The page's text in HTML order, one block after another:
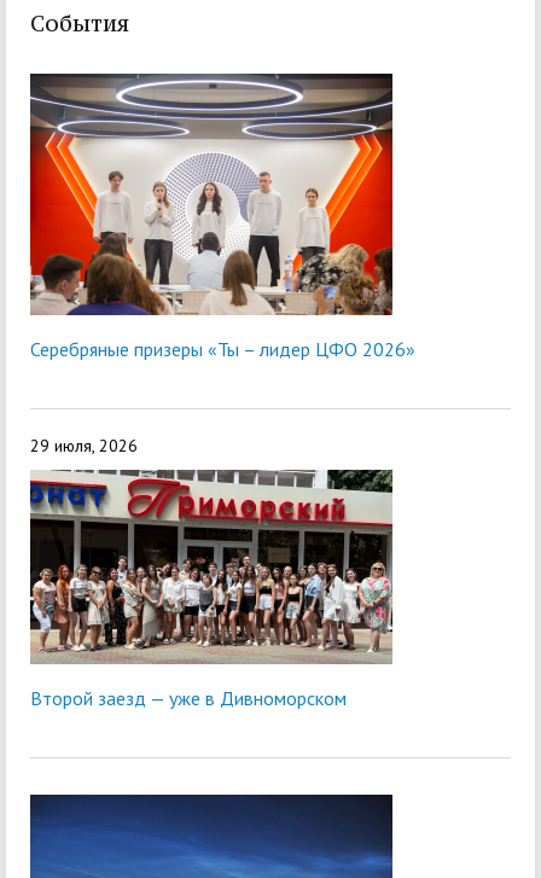
События
Серебряные призеры «Ты – лидер ЦФО 2026»
29 июля, 2026
Второй заезд — уже в Дивноморском